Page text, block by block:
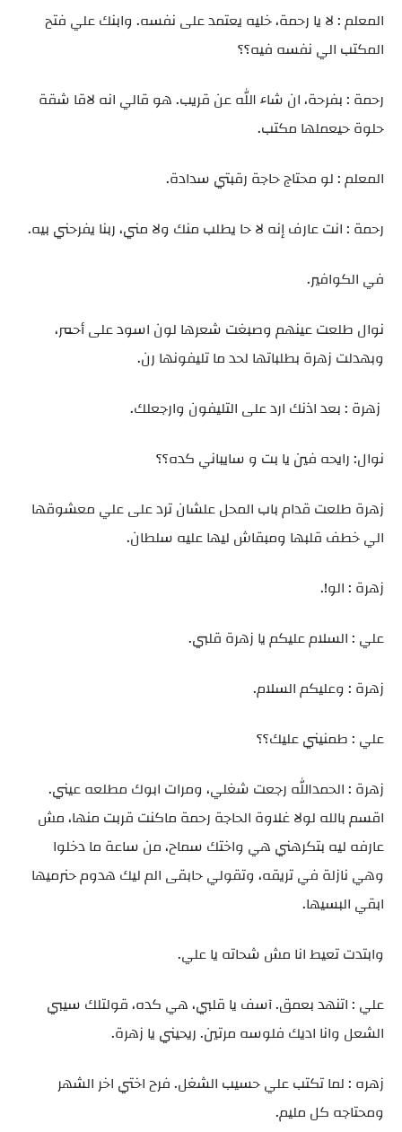
المعلم : لا يا رحمة، خليه يعتمد على نفسه. وابنك علي فتح
المكتب الي نفسه فيه؟؟
رحمة : بفرحة، ان شاء الله عن قريب. هو قالي انه لاقا شقة
حلوة حيعملها مكتب.
المعلم : لو محتاج حاجة رقبتي سدادة.
رحمة : انت عارف إنه لا حا يطلب منك ولا مني، ربنا يفرحني بيه.
في الكوافير.
نوال طلعت عينهم وصبغت شعرها لون اسود على أحمر،
وبهدلت زهرة بطلباتها لحد ما تليفونها رن.
زهرة : بعد اذنك ارد على التليفون وارجعلك.
نوال: رايحه فين يا بت و سايباني كده؟؟
زهرة طلعت قدام باب المحل علشان ترد على علي معشوقها
الي خطف قلبها ومبقاش ليها عليه سلطان.
زهرة : الو!.
علي : السلام عليكم يا زهرة قلبي.
زهرة : وعليكم السلام.
علي : طمنيني عليك؟؟
زهرة : الحمدالله رجعت شغلي، ومرات ابوك مطلعه عيني.
اقسم بالله لولا غلاوة الحاجة رحمة ماكنت قربت منها، مش
عارفه ليه بتكرهني هي واختك سماح، من ساعة ما دخلوا
وهي نازلة في تريقه، وتقولي حابقى الم ليك هدوم حنرميها
ابقي البسيها.
وابتدت تعيط انا مش شحاته يا علي.
علي : اتنهد بعمق. آسف يا قلبي، هي كده، قولتلك سيبي
الشعل وانا اديك فلوسه مرتين. ريحيني يا زهرة.
زهره : لما تكتب علي حسيب الشغل. فرح اختي اخر الشهر
ومحتاجه كل مليم.